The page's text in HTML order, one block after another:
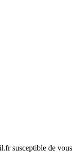
susceptible de vous